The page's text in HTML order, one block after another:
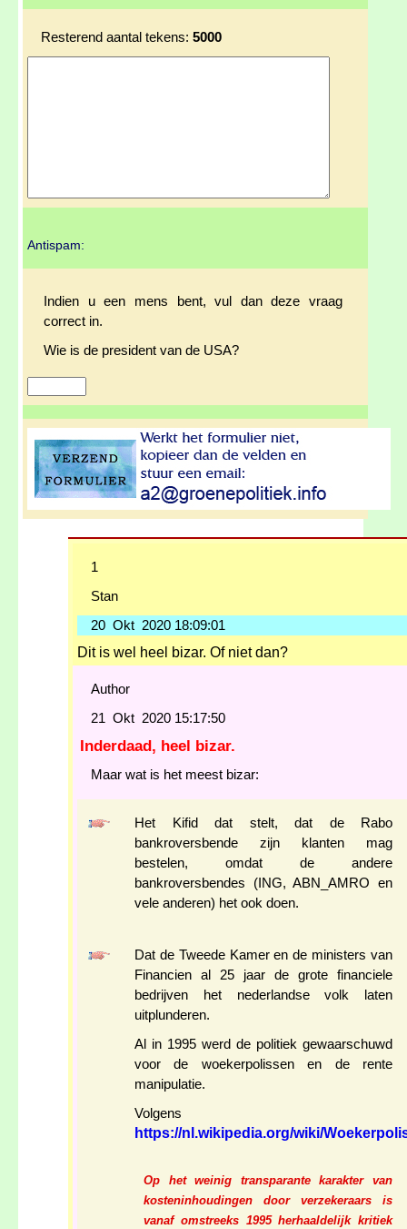
Resterend aantal tekens: 5000
Antispam:
Indien u een mens bent, vul dan deze vraag
correct in.
Wie is de president van de USA?
1
Stan
20 Okt 2020 18:09:01
Dit is wel heel bizar. Of niet dan?
Author
21 Okt 2020 15:17:50
Inderdaad, heel bizar.
Maar wat is het meest bizar:
Het Kifid dat stelt, dat de Rabo
bankroversbende zijn klanten mag
bestelen, omdat de andere
bankroversbendes (ING, ABN_AMRO en
vele anderen) het ook doen.
Dat de Tweede Kamer en de ministers van
Financien al 25 jaar de grote financiele
bedrijven het nederlandse volk laten
uitplunderen.
Al in 1995 werd de politiek gewaarschuwd
voor de woekerpolissen en de rente
manipulatie.
Volgens
https://nl.wikipedia.org/wiki/
Op het weinig transparante karakter van
kosteninhoudingen door verzekeraars is
vanaf omstreeks 1995 herhaaldelijk kritiek